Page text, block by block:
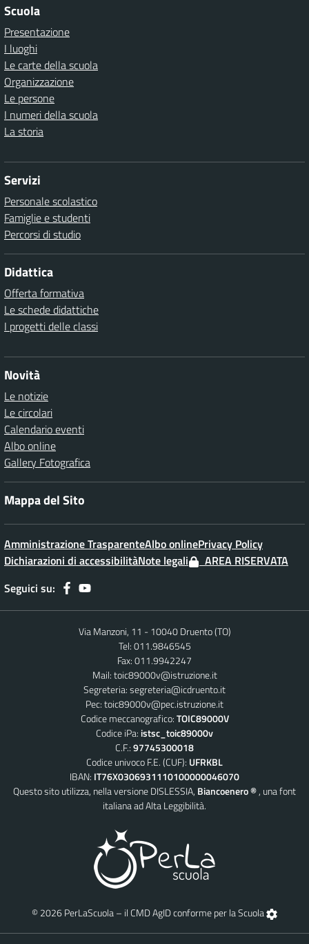
Scuola
Presentazione
I luoghi
Le carte della scuola
Organizzazione
Le persone
I numeri della scuola
La storia
Servizi
Personale scolastico
Famiglie e studenti
Percorsi di studio
Didattica
Offerta formativa
Le schede didattiche
I progetti delle classi
Novità
Le notizie
Le circolari
Calendario eventi
Albo online
Gallery Fotografica
Mappa del Sito
Amministrazione TrasparenteAlbo onlinePrivacy Policy
Dichiarazioni di accessibilitàNote legali
AREA RISERVATA
Seguici su:
Via Manzoni, 11 - 10040 Druento (TO)
Tel: 011.9846545
Fax: 011.9942247
Mail:toic89000v@istruzione.it
Segreteria:segreteria@icdruento.it
Pec:toic89000v@pec.istruzione.it
Codice meccanografico:TOIC89000V
Codice iPa: istsc_toic89000v
C.F.:97745300018
Codice univoco F.E. (CUF): UFRKBL
IBAN: IT76X0306931110100000046070
Questo sito utilizza, nella versione DISLESSIA, Biancoenero ®, una font
italiana ad Alta Leggibilità.
© 2026 PerLaScuola – il CMD AgID conforme per la Scuola